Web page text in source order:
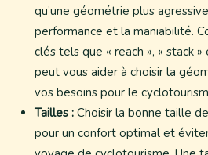
qu’une géométrie plus
performance et la maniabilité.
clés tels que « reach », « stack
peut vous aider à choisir la
vos besoins pour le
Tailles : Choisir la bonne taille
pour un confort optimal et